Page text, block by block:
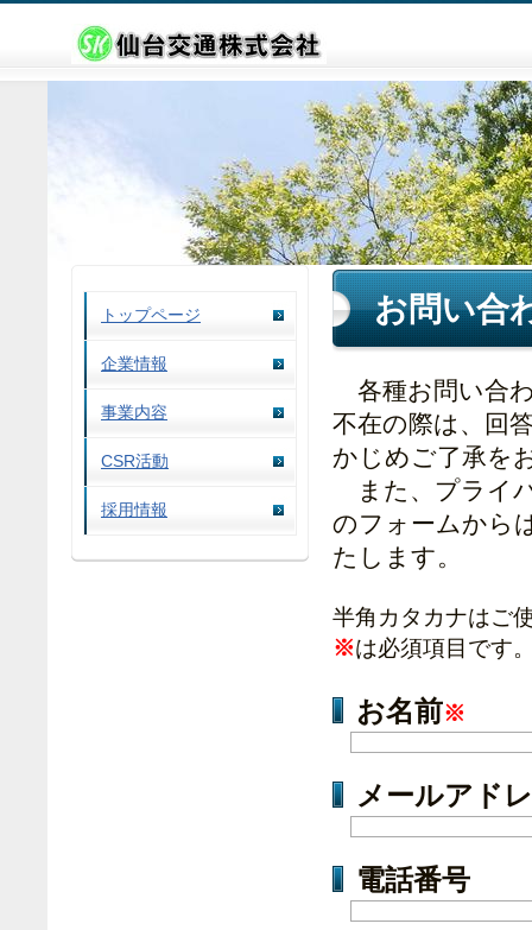
トップページ
企業情報
事業内容
CSR活動
採用情報
お問い合
各種お問い合
不在の際は、回
かじめご了承を
また、プライ
のフォームから
たします。
半角カタカナはご
※は必須項目です
お名前※
メールアド
電話番号